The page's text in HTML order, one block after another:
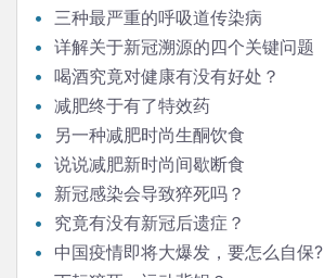
三种最严重的呼吸道传染病
详解关于新冠溯源的四个关键问题
喝酒究竟对健康有没有好处？
减肥终于有了特效药
另一种减肥时尚生酮饮食
说说减肥新时尚间歇断食
新冠感染会导致猝死吗？
究竟有没有新冠后遗症？
中国疫情即将大爆发，要怎么自保?